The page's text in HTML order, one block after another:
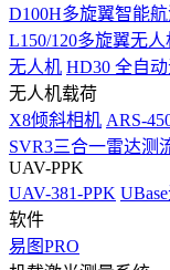
D100H多旋翼智能
L150/120多旋翼无人
无人机 HD30 全自
无人机载荷
X8倾斜相机 ARS-
SVR3三合一雷达测
UAV-PPK
UAV-381-PPK
软件
易图PRO